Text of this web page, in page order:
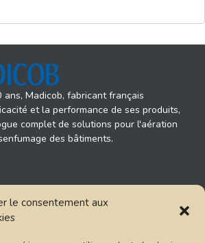
le consentement aux
Madicob, fabricant français
et la performance de ses produits,
complet de solutions pour l'aération
des bâtiments.